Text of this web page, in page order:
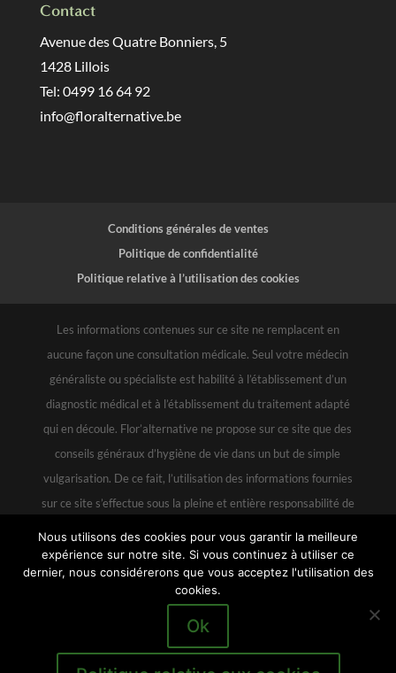
Contact
Avenue des Quatre Bonniers, 5
1428 Lillois
Tel: 0499 16 64 92
info@floralternative.be
Conditions générales de ventes
Politique de confidentialité
Politique relative à l’utilisation des cookies
Les informations contenues sur ce site ne remplacent en
aucune façon une consultation médicale. Seul votre médecin
généraliste ou spécialiste est habilité à l’établissement d’un
diagnostic médical et à l’établissement du traitement adapté
qui en découle. Flor’alternative ne propose sur ce site que des
conseils généraux d’hygiène de vie dans un but de simple
vulgarisation. De ce fait, l’utilisation des informations fournies
sur ce site s’effectue sous la pleine et entière responsabilité de
partir de livres ou revues. Et en aucun cas, Flor’alternative ne
pourra être rendue responsable de cette utilisation, ainsi que
d’erreurs, d’inexactitudes ou d’omissions pouvant exister sur le
site.
Nous utilisons des cookies pour vous garantir la meilleure
expérience sur notre site. Si vous continuez à utiliser ce
dernier, nous considérerons que vous acceptez l'utilisation des
cookies.
Ok